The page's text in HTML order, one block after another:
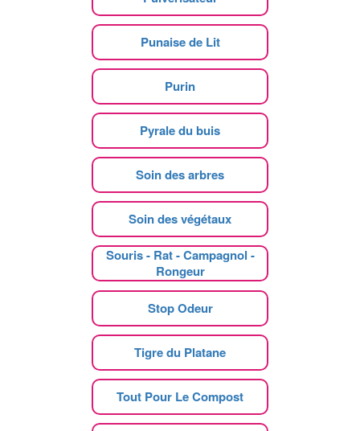
Punaise de Lit
Purin
Pyrale du buis
Soin des arbres
Soin des végétaux
Souris - Rat - Campagnol -
Rongeur
Stop Odeur
Tigre du Platane
Tout Pour Le Compost